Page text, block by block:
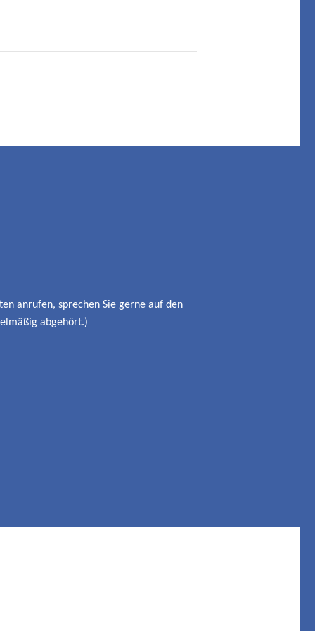
anrufen, sprechen Sie gerne auf den
abgehört.)